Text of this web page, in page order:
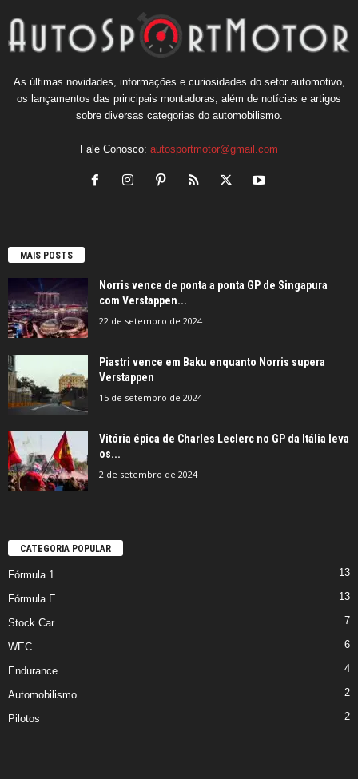
As últimas novidades, informações e curiosidades do setor automotivo,
os lançamentos das principais montadoras, além de notícias e artigos
sobre diversas categorias do automobilismo.
Fale Conosco: autosportmotor@gmail.com
MAIS POSTS
Norris vence de ponta a ponta GP de Singapura
com Verstappen...
22 de setembro de 2024
Piastri vence em Baku enquanto Norris supera
Verstappen
15 de setembro de 2024
Vitória épica de Charles Leclerc no GP da Itália leva
os...
2 de setembro de 2024
CATEGORIA POPULAR
Fórmula 1 13
Fórmula E 13
Stock Car 7
WEC 6
Endurance 4
Automobilismo 2
Pilotos 2